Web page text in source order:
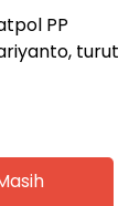
PP
turut